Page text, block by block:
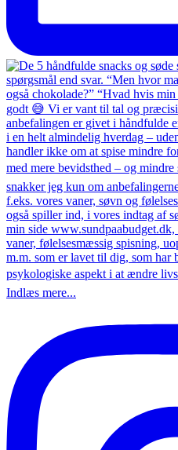
Indlæs mere...